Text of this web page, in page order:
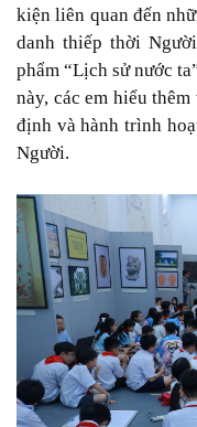
kiện liên quan đến
danh thiếp thời
phẩm “Lịch sử nước
này, các em hiểu
định và hành trình
Người.